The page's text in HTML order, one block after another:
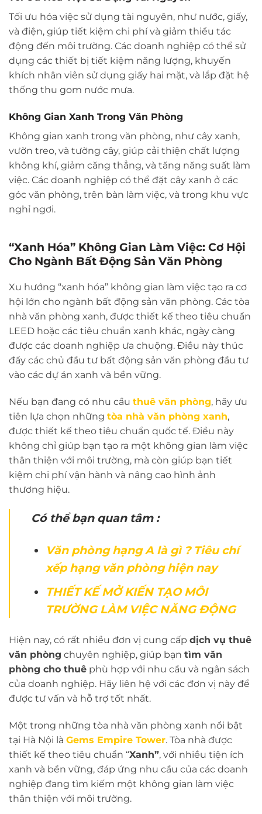
Tối ưu hóa việc sử dụng tài nguyên, như nước, giấy,
và điện, giúp tiết kiệm chi phí và giảm thiểu tác
động đến môi trường. Các doanh nghiệp có thể sử
dụng các thiết bị tiết kiệm năng lượng, khuyến
khích nhân viên sử dụng giấy hai mặt, và lắp đặt hệ
thống thu gom nước mưa.
Không Gian Xanh Trong Văn Phòng
Không gian xanh trong văn phòng, như cây xanh,
vườn treo, và tường cây, giúp cải thiện chất lượng
không khí, giảm căng thẳng, và tăng năng suất làm
việc. Các doanh nghiệp có thể đặt cây xanh ở các
góc văn phòng, trên bàn làm việc, và trong khu vực
nghỉ ngơi.
“Xanh Hóa” Không Gian Làm Việc: Cơ Hội
Cho Ngành Bất Động Sản Văn Phòng
Xu hướng “xanh hóa” không gian làm việc tạo ra cơ
hội lớn cho ngành bất động sản văn phòng. Các tòa
nhà văn phòng xanh, được thiết kế theo tiêu chuẩn
LEED hoặc các tiêu chuẩn xanh khác, ngày càng
được các doanh nghiệp ưa chuộng. Điều này thúc
đẩy các chủ đầu tư bất động sản văn phòng đầu tư
vào các dự án xanh và bền vững.
Nếu bạn đang có nhu cầu thuê văn phòng, hãy ưu
tiên lựa chọn những tòa nhà văn phòng xanh,
được thiết kế theo tiêu chuẩn quốc tế. Điều này
không chỉ giúp bạn tạo ra một không gian làm việc
thân thiện với môi trường, mà còn giúp bạn tiết
kiệm chi phí vận hành và nâng cao hình ảnh
thương hiệu.
Có thể bạn quan tâm :
Văn phòng hạng A là gì ? Tiêu chí
xếp hạng văn phòng hiện nay
THIẾT KẾ MỞ KIẾN TẠO MÔI
TRƯỜNG LÀM VIỆC NĂNG ĐỘNG
Hiện nay, có rất nhiều đơn vị cung cấp dịch vụ thuê
văn phòng chuyên nghiệp, giúp bạn tìm văn
phòng cho thuê phù hợp với nhu cầu và ngân sách
của doanh nghiệp. Hãy liên hệ với các đơn vị này để
được tư vấn và hỗ trợ tốt nhất.
Một trong những tòa nhà văn phòng xanh nổi bật
tại Hà Nội là Gems Empire Tower. Tòa nhà được
thiết kế theo tiêu chuẩn “Xanh”, với nhiều tiện ích
xanh và bền vững, đáp ứng nhu cầu của các doanh
nghiệp đang tìm kiếm một không gian làm việc
thân thiện với môi trường.